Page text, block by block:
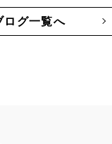
ログ一覧へ